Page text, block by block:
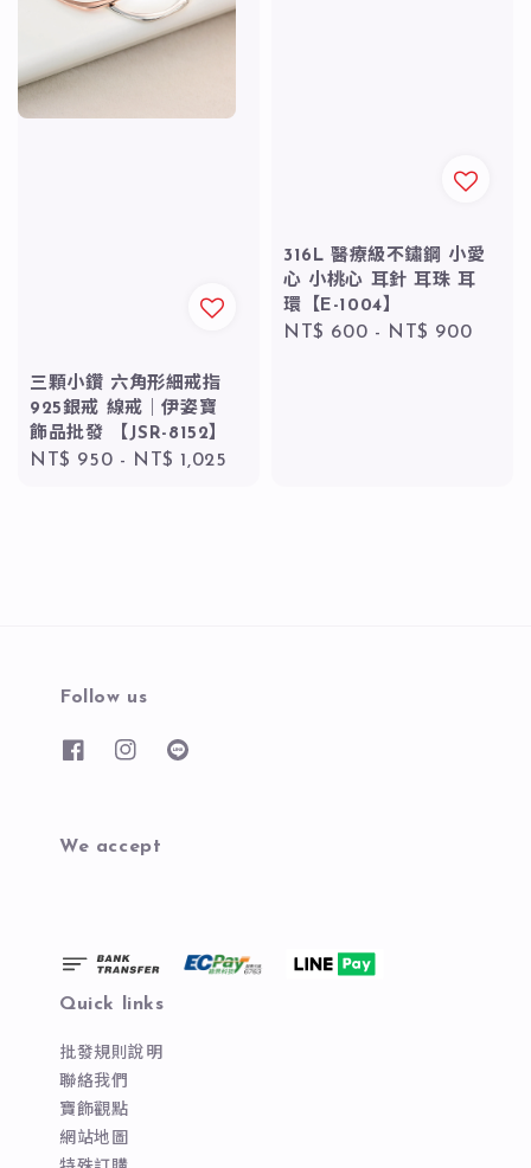
三顆小鑽 六角形細戒指
925銀戒 線戒｜伊姿寶
飾品批發 【JSR-8152】
Regular
NT$ 950 - NT$ 1,025
316L 醫療級不鏽鋼 小愛
心 小桃心 耳針 耳珠 耳
環【E-1004】
Regular
NT$ 600 - NT$ 900
Follow us
We accept
Quick links
批發規則說明
聯絡我們
寶飾觀點
網站地圖